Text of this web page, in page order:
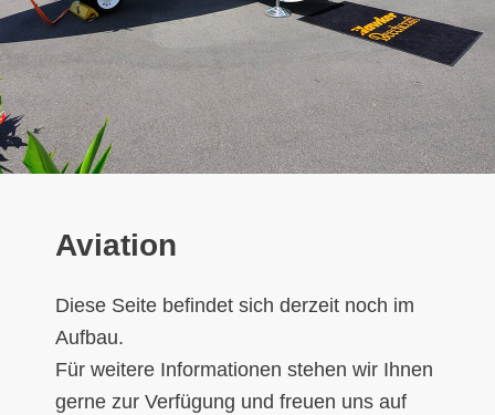
Aviation
Diese Seite befindet sich derzeit noch im
Aufbau.
Für weitere Informationen stehen wir Ihnen
gerne zur Verfügung und freuen uns auf